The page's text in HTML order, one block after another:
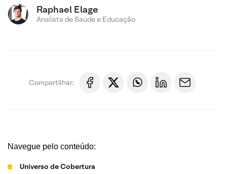
Raphael Elage
Analista de Saúde e Educação
Compartilhar:
Navegue pelo conteúdo:
Universo de Cobertura